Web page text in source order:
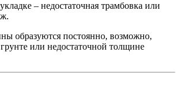
– недостаточная трамбовка или
образуются постоянно, возможно,
или недостаточной толщине